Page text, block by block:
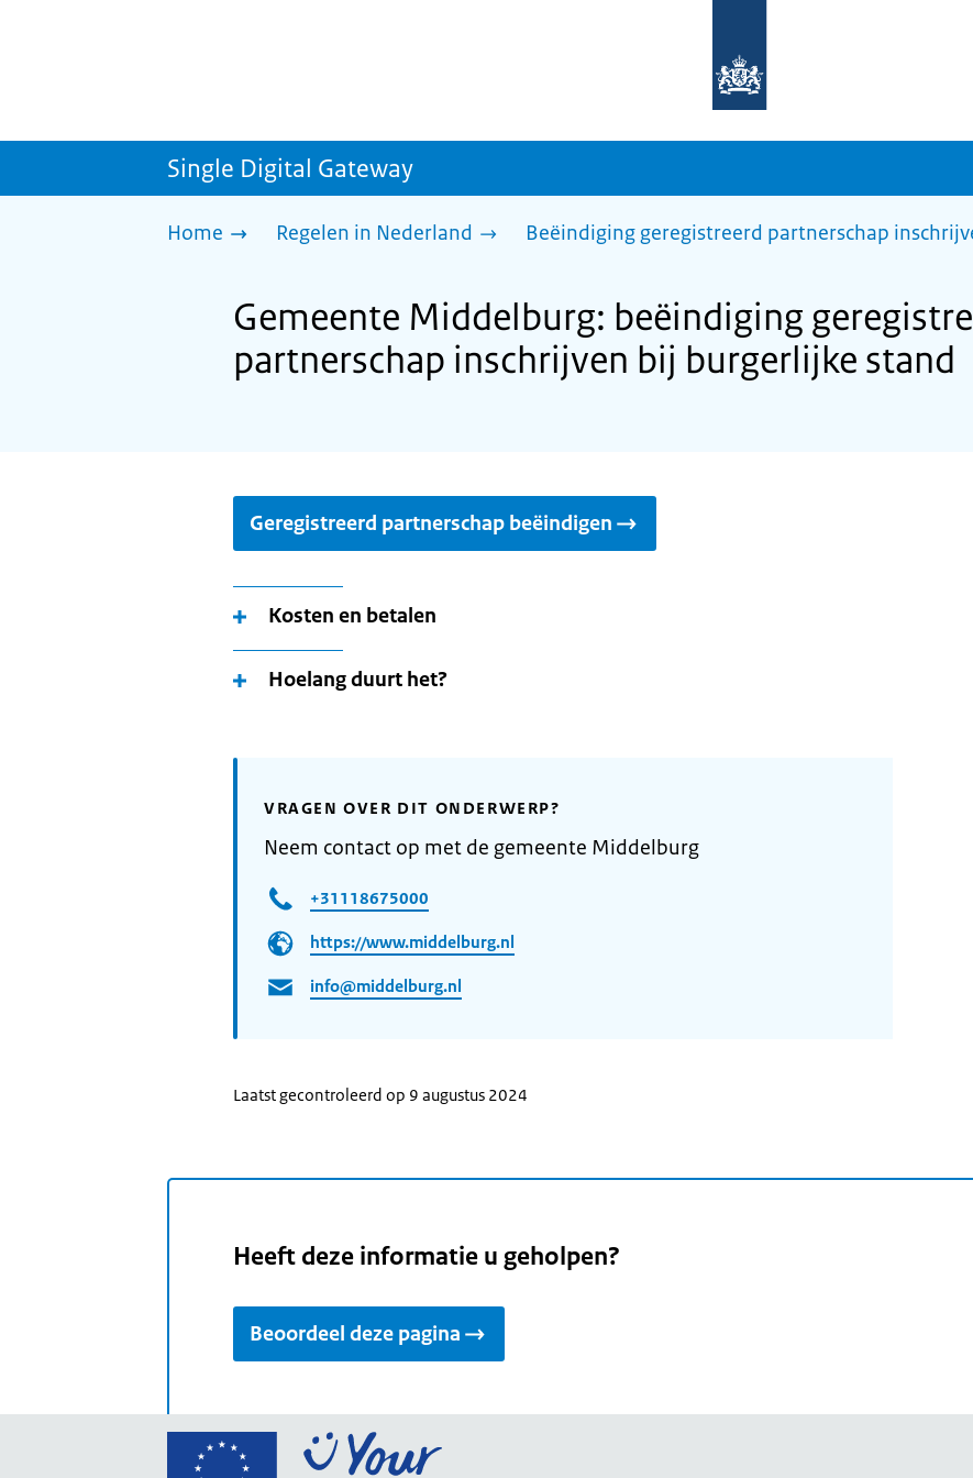
homepage
sdg.rijksoverheid.nl
Single Digital Gateway
Home Regelen in Nederland Beëindiging geregistreerd partnerschap
Gemeente Middelburg: beëindiging
partnerschap inschrijven bij burgerlijke stand
Geregistreerd partnerschap beëindigen
Kosten en betalen
Hoelang duurt het?
VRAGEN OVER DIT ONDERWERP?
Neem contact op met de gemeente Middelburg
+31118675000
https://www.middelburg.nl
info@middelburg.nl
Laatst gecontroleerd op 9 augustus 2024
Heeft deze informatie u geholpen?
Beoordeel deze pagina
Ga